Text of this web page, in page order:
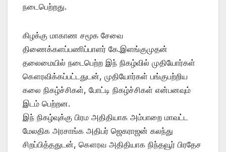
நடைபெற்றது.
கிழக்கு மாகாண சமூக சேவை
திணைக்களப்பணிப்பாளர் கே.இளங்குமுதன்
தலைமையில் நடைபெற்ற இந் நிகழ்வில் முதியோர்கள்
கௌரவிக்கப்பட்டதுடன், முதியோர்கள் பங்குபற்றிய
கலை நிகழ்ச்சிகள், போட்டி நிகழ்ச்சிகள் என்பனவும்
இடம் பெற்றன.
இந் நிகழ்வுக்கு பிரம அதிதியாக அம்பாறை மாவட்ட
மேலதிக அரசாங்க அதிபர் ஜெகராஜன் கலந்து
சிறப்பித்ததுடன், கௌரவ அதிதியாக நிந்தவூர் பிரதேச